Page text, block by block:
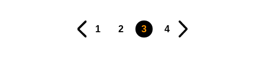
1 2 3 4